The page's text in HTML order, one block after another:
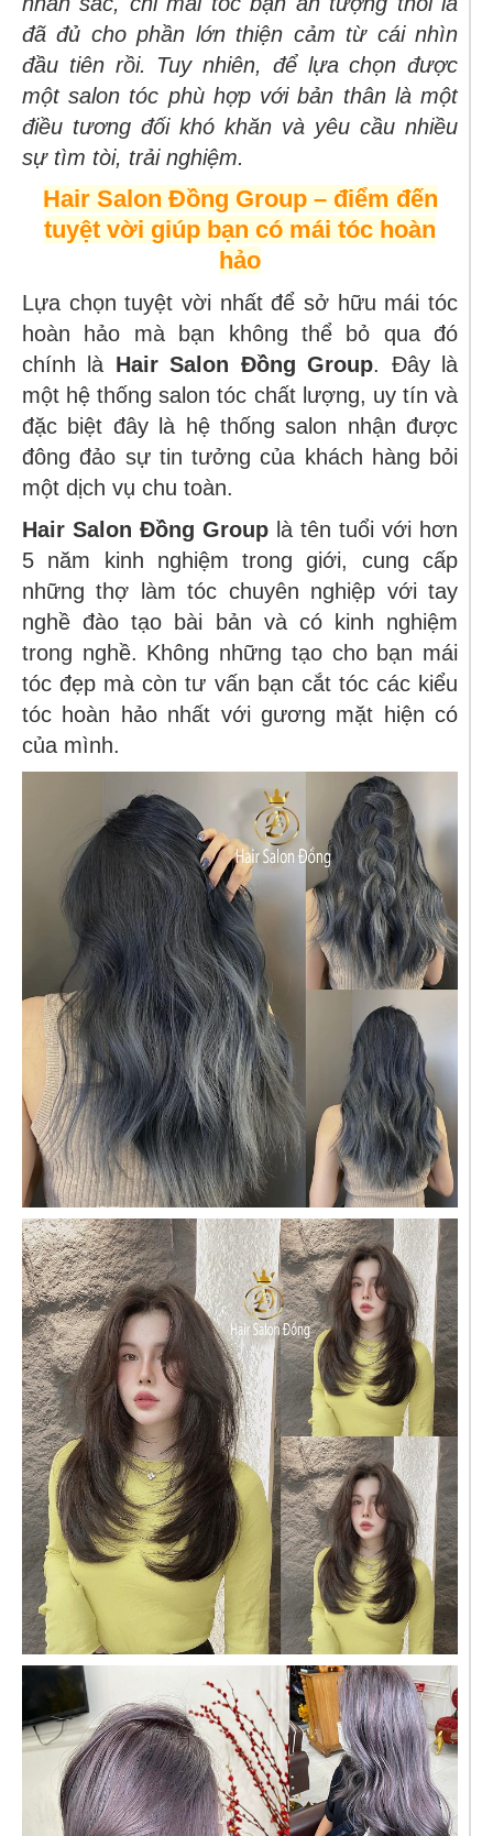
đã đủ cho phần lớn thiện cảm từ cái nhìn
đầu tiên rồi. Tuy nhiên, để lựa chọn được
một salon tóc phù hợp với bản thân là một
điều tương đối khó khăn và yêu cầu nhiều
sự tìm tòi, trải nghiệm.
Hair Salon Đồng Group – điểm đến
tuyệt vời giúp bạn có mái tóc hoàn
hảo
Lựa chọn tuyệt vời nhất để sở hữu mái tóc
hoàn hảo mà bạn không thể bỏ qua đó
chính là Hair Salon Đồng Group. Đây là
một hệ thống salon tóc chất lượng, uy tín và
đặc biệt đây là hệ thống salon nhận được
đông đảo sự tin tưởng của khách hàng bỏi
một dịch vụ chu toàn.
Hair Salon Đồng Group là tên tuổi với hơn
5 năm kinh nghiệm trong giới, cung cấp
những thợ làm tóc chuyên nghiệp với tay
nghề đào tạo bài bản và có kinh nghiệm
trong nghề. Không những tạo cho bạn mái
tóc đẹp mà còn tư vấn bạn cắt tóc các kiểu
tóc hoàn hảo nhất với gương mặt hiện có
của mình.